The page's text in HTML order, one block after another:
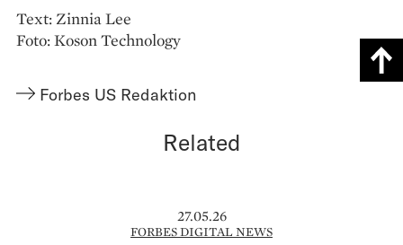
Text: Zinnia Lee
Foto: Koson Technology
Forbes US Redaktion
Related
27.05.26
FORBES DIGITAL NEWS